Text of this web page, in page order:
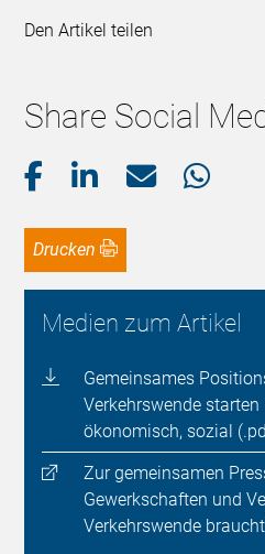
Den Artikel teilen
Share Social
Drucken
Medien zum Artikel
Gemeinsames
Verkehrswende
ökonomisch, sozial
Zur gemeinsamen
Gewerkschaften und
Verkehrswende